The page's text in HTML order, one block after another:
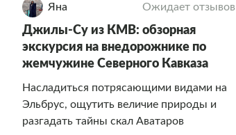
Яна Ожидает отзывов
Джилы-Су из КМВ: обзорная
экскурсия на внедорожнике по
жемчужине Северного Кавказа
Насладиться потрясающими видами на
Эльбрус, ощутить величие природы и
разгадать тайны скал Аватаров